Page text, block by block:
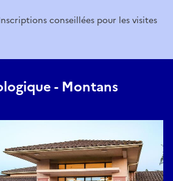
conseillées pour les visites
- Montans